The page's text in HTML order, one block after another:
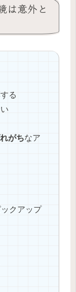
は意外と
る
がちなア
ックアップ